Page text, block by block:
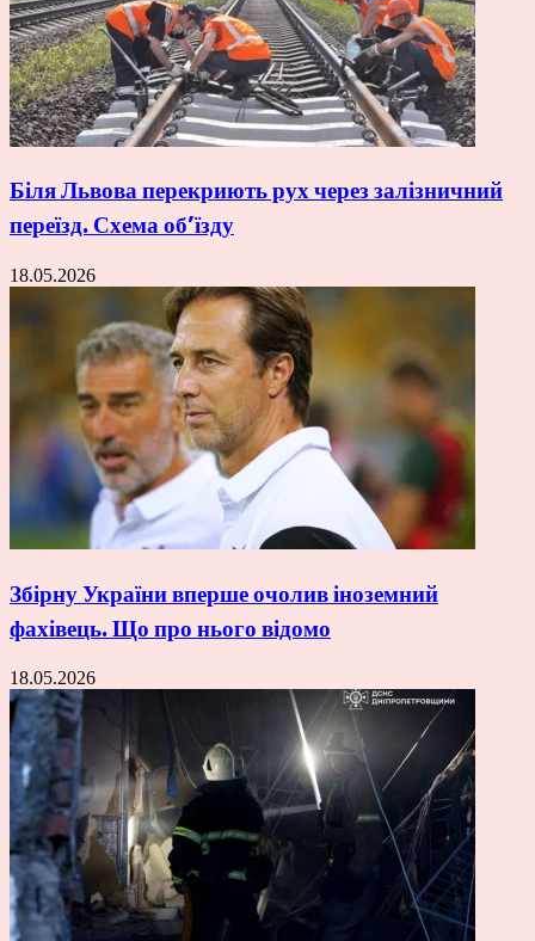
Біля Львова перекриють рух через залізничний
переїзд. Схема об’їзду
18.05.2026
Збірну України вперше очолив іноземний
фахівець. Що про нього відомо
18.05.2026